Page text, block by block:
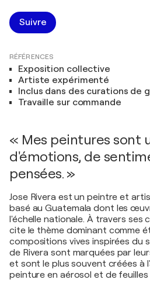
Suivre
RÉFÉRENCES
Exposition collective
Artiste expérimenté
Inclus dans des curations de
Travaille sur commande
« Mes peintures sont
d'émotions, de
pensées. »
Jose Rivera est un peintre et
basé au Guatemala dont les
l'échelle nationale. À travers ses
cite le thème dominant comme
compositions vives inspirées
de Rivera sont marquées par
et sont le plus souvent créées à
peinture en aérosol et de feuilles